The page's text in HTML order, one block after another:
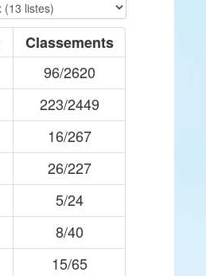
Classements
96/2620
223/2449
16/267
26/227
5/24
8/40
15/65